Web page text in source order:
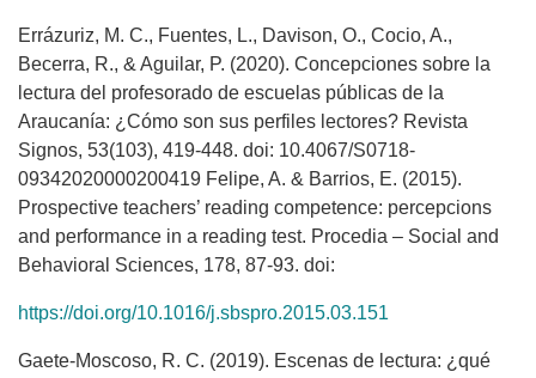
Errázuriz, M. C., Fuentes, L., Davison, O., Cocio, A.,
Becerra, R., & Aguilar, P. (2020). Concepciones sobre la
lectura del profesorado de escuelas públicas de la
Araucanía: ¿Cómo son sus perfiles lectores? Revista
Signos, 53(103), 419-448. doi: 10.4067/S0718-
09342020000200419 Felipe, A. & Barrios, E. (2015).
Prospective teachers’ reading competence: percepcions
and performance in a reading test. Procedia – Social and
Behavioral Sciences, 178, 87-93. doi:
https://doi.org/10.1016/j.sbspro.2015.03.151
Gaete-Moscoso, R. C. (2019). Escenas de lectura: ¿qué